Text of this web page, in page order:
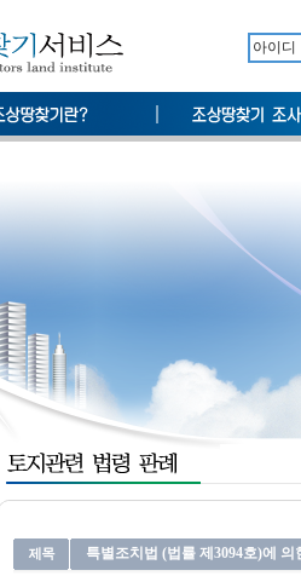
특별조치법 (법률 제3094호)에